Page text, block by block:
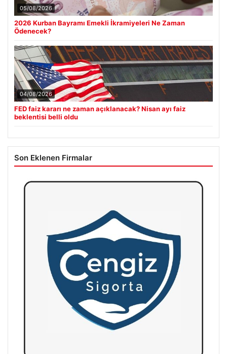
05/08/2026
2026 Kurban Bayramı Emekli İkramiyeleri Ne Zaman
Ödenecek?
04/08/2026
FED faiz kararı ne zaman açıklanacak? Nisan ayı faiz
beklentisi belli oldu
Son Eklenen Firmalar